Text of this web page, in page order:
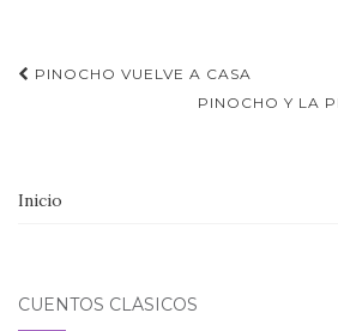
Navegación
PINOCHO VUELVE A CASA
PINOCHO Y LA
Inicio
CUENTOS CLÁSICOS